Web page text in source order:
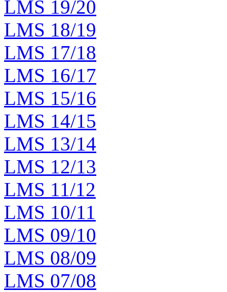
LMS 19/20
LMS 18/19
LMS 17/18
LMS 16/17
LMS 15/16
LMS 14/15
LMS 13/14
LMS 12/13
LMS 11/12
LMS 10/11
LMS 09/10
LMS 08/09
LMS 07/08